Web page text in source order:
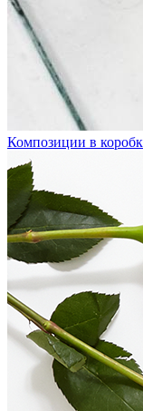
Композиции в